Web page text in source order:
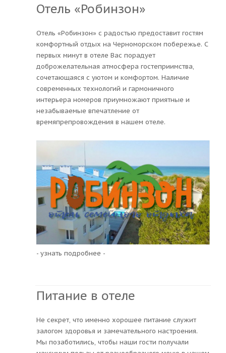
Отель «Робинзон»
Отель «Робинзон» с радостью предоставит гостям
комфортный отдых на Черноморском побережье. С
первых минут в отеле Вас порадует
доброжелательная атмосфера гостеприимства,
сочетающаяся с уютом и комфортом. Наличие
современных технологий и гармоничного
интерьера номеров приумножают приятные и
незабываемые впечатление от
времяпрепровождения в нашем отеле.
- узнать подробнее -
Питание в отеле
Не секрет, что именно хорошее питание служит
залогом здоровья и замечательного настроения.
Мы позаботились, чтобы наши гости получали